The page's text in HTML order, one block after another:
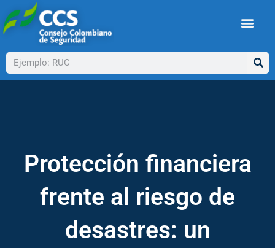
al
contenido
Buscar
Protección financiera
frente al riesgo de
desastres: un